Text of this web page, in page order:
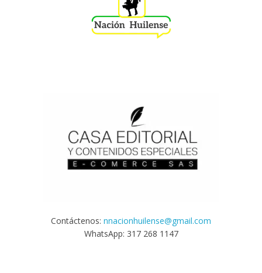
Contáctenos: nnacionhuilense@gmail.com
WhatsApp: 317 268 1147